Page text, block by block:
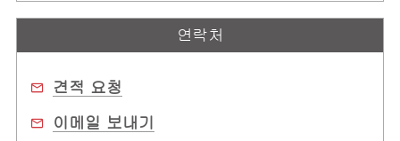
연락처
견적 요청
이메일 보내기